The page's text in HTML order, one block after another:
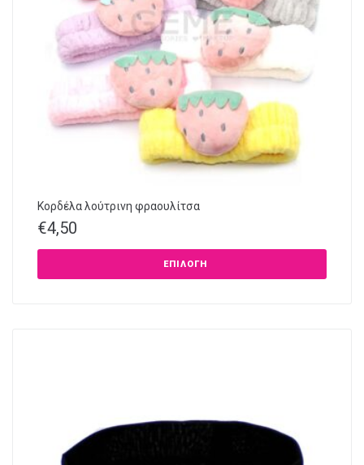
Κορδέλα λούτρινη φραουλίτσα
€4,50
ΕΠΙΛΟΓΉ